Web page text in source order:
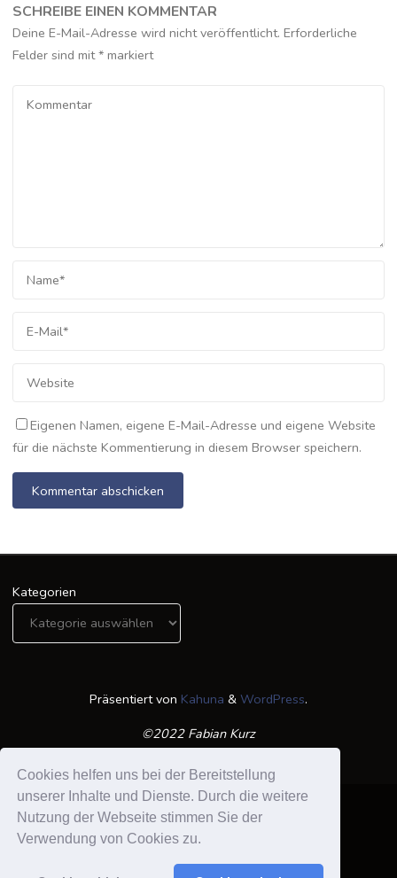
Cookies helfen uns bei der Bereitstellung
unserer Inhalte und Dienste. Durch die weitere
Nutzung der Webseite stimmen Sie der
Verwendung von Cookies zu.
SCHREIBE EINEN KOMMENTAR
Deine E-Mail-Adresse wird nicht veröffentlicht. Erforderliche
Felder sind mit* markiert
Eigenen Namen, eigene E-Mail-Adresse und eigene Website
für die nächste Kommentierung in diesem Browser speichern.
Kategorien
Präsentiert von Kahuna & WordPress.
©2022 Fabian Kurz
Datenschutzerklärung /Impressum
Suchen nach: